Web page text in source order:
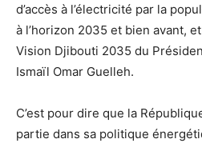
d’accès à l’électricité par la
à l’horizon 2035 et bien avant,
Vision Djibouti 2035 du
Ismaïl Omar Guelleh.
C’est pour dire que la
partie dans sa politique